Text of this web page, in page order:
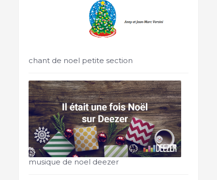
chant de noel petite section
musique de noel deezer